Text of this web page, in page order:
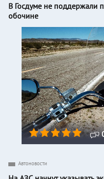
В Госдуме не поддержали
обочине
Автоновости